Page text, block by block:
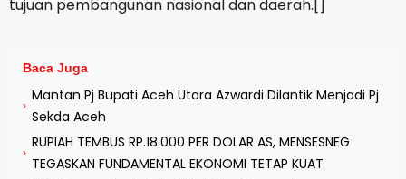
tujuan pembangunan nasional dan daerah.[]
Baca Juga
›
Mantan Pj Bupati Aceh Utara Azwardi Dilantik Menjadi Pj
Sekda Aceh
›
RUPIAH TEMBUS RP.18.000 PER DOLAR AS, MENSESNEG
TEGASKAN FUNDAMENTAL EKONOMI TETAP KUAT